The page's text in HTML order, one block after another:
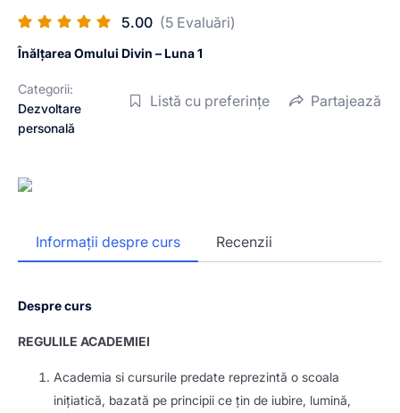
5.00 (5 Evaluări)
Înălțarea Omului Divin – Luna 1
Categorii:
Dezvoltare
personală
Listă cu preferințe Partajează
Informații despre curs Recenzii
Despre curs
REGULILE ACADEMIEI
Academia si cursurile predate reprezintă o scoala
inițiatică, bazată pe principii ce țin de iubire, lumină,